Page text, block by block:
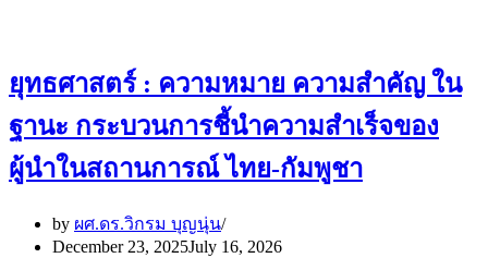
ยุทธศาสตร์ : ความหมาย ความสำคัญ ใน
ฐานะ กระบวนการชี้นำความสำเร็จของ
ผู้นำในสถานการณ์ ไทย-กัมพูชา
by ผศ.ดร.วิกรม บุญนุ่น
December 23, 2025July 16, 2026